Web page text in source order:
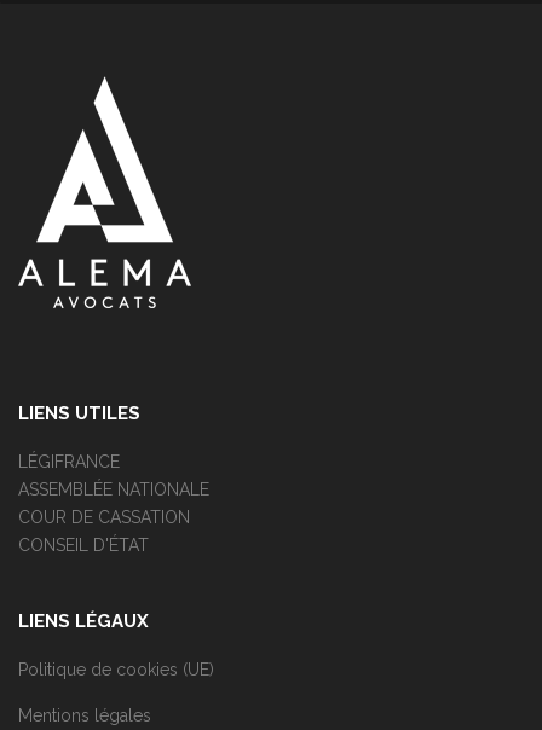
LIENS UTILES
LÉGIFRANCE
ASSEMBLÉE NATIONALE
COUR DE CASSATION
CONSEIL D'ÉTAT
LIENS LÉGAUX
Politique de cookies (UE)
Mentions légales